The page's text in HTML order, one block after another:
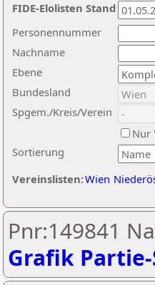
Nachname
Ebene
Sortierung
Personennummer
Bundesland
Spgem./Kreis/Verein
Nur
Vereinslisten:Wien
FIDE-Elolisten Stand
Pnr:149841
Grafik